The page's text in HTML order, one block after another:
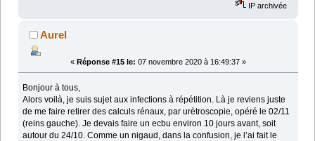
IP archivée
Aurel
« Réponse #15 le: 07 novembre 2020 à 16:49:37 »
Bonjour à tous,
Alors voilà, je suis sujet aux infections à répétition. Là je reviens juste
de me faire retirer des calculs rénaux, par urètroscopie, opéré le 02/11
(reins gauche). Je devais faire un ecbu environ 10 jours avant, soit
autour du 24/10. Comme un nigaud, dans la confusion, je l’ai fait le